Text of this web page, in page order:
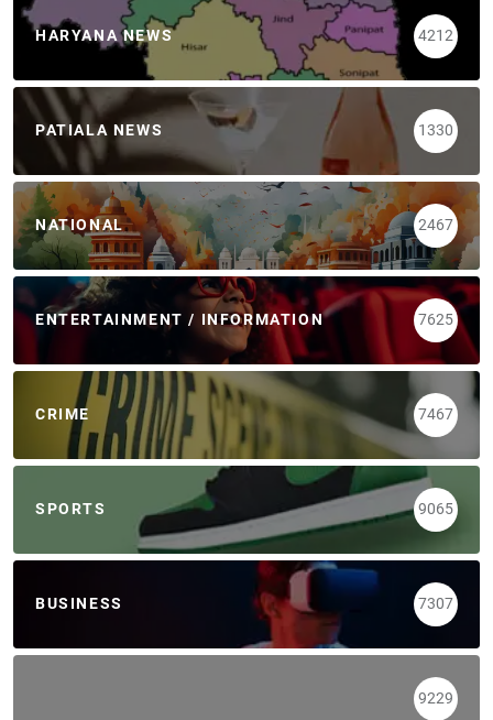
HARYANA NEWS 4212
PATIALA NEWS 1330
NATIONAL 2467
ENTERTAINMENT / INFORMATION 7625
CRIME 7467
SPORTS 9065
BUSINESS 7307
9229